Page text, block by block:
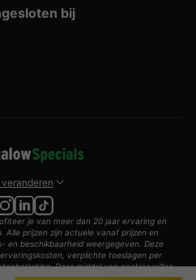
bij
je van meer dan 20 jaar ervaring en
Alle prijzen zijn actuele vanaf prijzen en
en beschikbaarheid weergegeven. Deze
verplichte toeslagen per
Door middel van cookies willen